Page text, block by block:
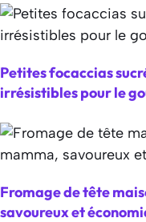
Petites focaccias
irrésistibles pour le
Fromage de tête
savoureux et